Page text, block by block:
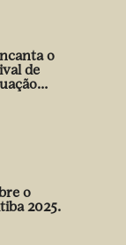
o
de
o
2025.